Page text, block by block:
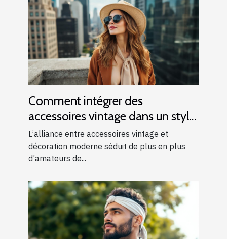
Comment intégrer des
accessoires vintage dans un style
moderne ?
L’alliance entre accessoires vintage et
décoration moderne séduit de plus en plus
d’amateurs de...